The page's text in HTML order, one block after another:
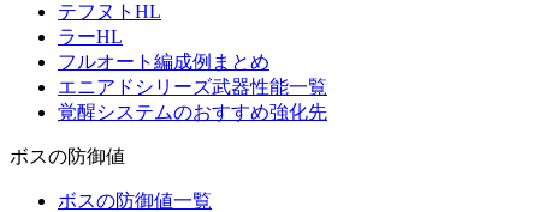
テフヌトHL
ラーHL
フルオート編成例まとめ
エニアドシリーズ武器性能一覧
覚醒システムのおすすめ強化先
ボスの防御値
ボスの防御値一覧